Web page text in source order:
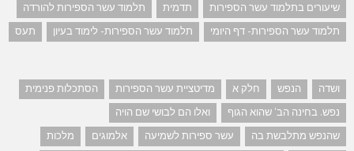
שיעורים בתלמוד עשר הספירות
תדמית
תלמוד עשר הספירות להורדה
תלמוד עשר הספירות- דף היומי
תלמוד עשר הספירות- לימוד בעיון תעס
ושדה הנפש חלק א מדיטציית עשר הספירות
הסתכלות פנימית
נפש. בחינה הב' שהוא הגוף
ואלו הם לבושי שם הויה
שהנפש מתלבשת בה
עשר ספירות לשמיעה אלמוגים
מלכות